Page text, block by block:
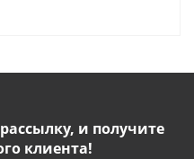
и получите
клиента!